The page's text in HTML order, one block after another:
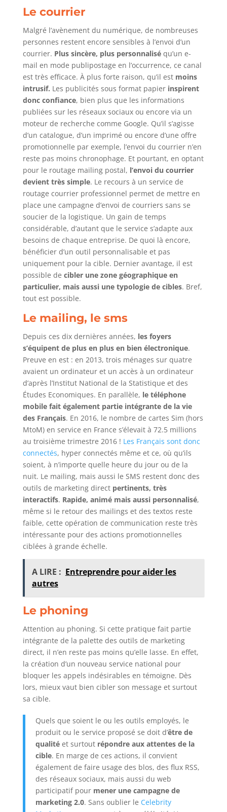
Le courrier
Malgré l’avènement du numérique, de nombreuses
personnes restent encore sensibles à l’envoi d’un
courrier. Plus sincère, plus personnaliséqu’un e-
mail en mode publipostage en l’occurrence, ce canal
est très efficace. À plus forte raison, qu’il est moins
intrusif. Les publicités sous format papier inspirent
donc confiance, bien plus que les informations
publiées sur les réseaux sociaux ou encore via un
moteur de recherche comme Google. Qu’il s’agisse
d’un catalogue, d’un imprimé ou encore d’une offre
promotionnelle par exemple, l’envoi du courrier n’en
reste pas moins chronophage. Et pourtant, en optant
pour le routage mailing postal, l’envoi du courrier
devient très simple. Le recours à un service de
routage courrier professionnel permet de mettre en
place une campagne d’envoi de courriers sans se
soucier de la logistique. Un gain de temps
considérable, d’autant que le service s’adapte aux
besoins de chaque entreprise. De quoi là encore,
bénéficier d’un outil personnalisable et pas
uniquement pour la cible. Dernier avantage, il est
possible de cibler une zone géographique en
particulier, mais aussi une typologie de cibles. Bref,
tout est possible.
Le mailing, le sms
Depuis ces dix dernières années, les foyers
s’équipent de plus en plus en bien électronique.
Preuve en est : en 2013, trois ménages sur quatre
avaient un ordinateur et un accès à un ordinateur
d’après l’Institut National de la Statistique et des
Études Economiques. En parallèle, le téléphone
mobile fait également partie intégrante de la vie
des Français. En 2016, le nombre de cartes Sim (hors
MtoM) en service en France s’élevait à 72.5 millions
au troisième trimestre 2016 ! Les Français sont donc
connectés, hyper connectés même et ce, où qu’ils
soient, à n’importe quelle heure du jour ou de la
nuit. Le mailing, mais aussi le SMS restent donc des
outils de marketing direct pertinents, très
interactifs. Rapide, animé mais aussi personnalisé,
même si le retour des mailings et des textos reste
faible, cette opération de communication reste très
intéressante pour des actions promotionnelles
ciblées à grande échelle.
A LIRE : Entreprendre pour aider les
autres
Le phoning
Attention au phoning. Si cette pratique fait partie
intégrante de la palette des outils de marketing
direct, il n’en reste pas moins qu’elle lasse. En effet,
la création d’un nouveau service national pour
bloquer les appels indésirables en témoigne. Dès
lors, mieux vaut bien cibler son message et surtout
sa cible.
Quels que soient le ou les outils employés, le
produit ou le service proposé se doit d’être de
qualitéet surtout répondre aux attentes de la
cible. En marge de ces actions, il convient
également de faire usage des blos, des flux RSS,
des réseaux sociaux, mais aussi du web
participatif pour mener une campagne de
marketing 2.0. Sans oublier le Celebrity